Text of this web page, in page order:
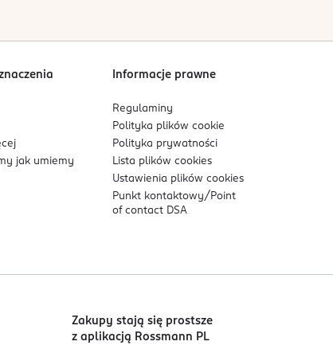
Sortowanie wgdata: od najnowszej
jak umiemy
Informacje prawne
Regulaminy
Polityka plikówcookie
Polityka prywatności
Lista plikówcookies
Ustawienia plikówcookies
Punkt kontaktowy/ Point
of contact DSA
Zakupy stają się prostsze
z aplikacją Rossmann PL